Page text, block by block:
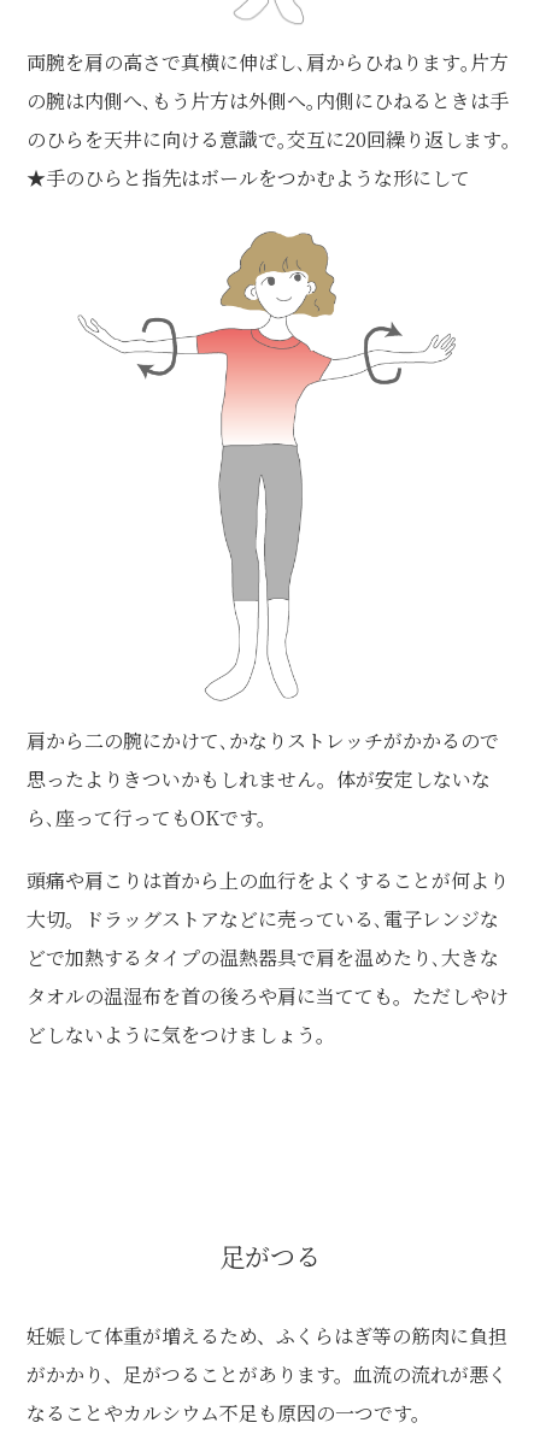
両腕を肩の高さで真横に伸ばし､肩からひねります｡片方
の腕は内側へ､もう片方は外側へ｡内側にひねるときは手
のひらを天井に向ける意識で｡交互に20回繰り返します｡
★手のひらと指先はボールをつかむような形にして
肩から二の腕にかけて､かなりストレッチがかかるので
思ったよりきついかもしれません。体が安定しないな
ら､座って行ってもOKです。
頭痛や肩こりは首から上の血行をよくすることが何より
大切。ドラッグストアなどに売っている､電子レンジな
どで加熱するタイプの温熱器具で肩を温めたり､大きな
タオルの温湿布を首の後ろや肩に当てても。ただしやけ
どしないように気をつけましょう。
足がつる
妊娠して体重が増えるため、ふくらはぎ等の筋肉に負担
がかかり、足がつることがあります。血流の流れが悪く
なることやカルシウム不足も原因の一つです。